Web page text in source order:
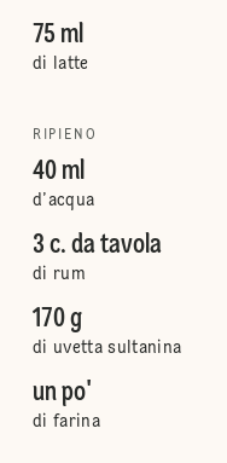
75 ml
di latte
RIPIENO
40 ml
d’acqua
3 c. da tavola
di rum
170 g
di uvetta sultanina
un po'
di farina